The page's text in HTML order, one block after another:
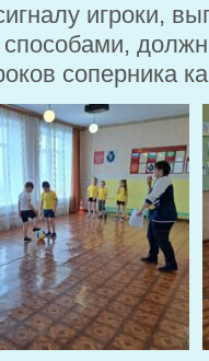
игроки,
соперника ка